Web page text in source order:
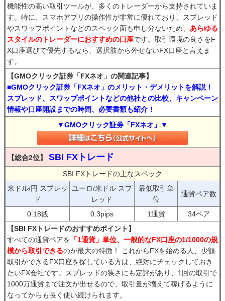
機能性の高い取引ツールが、多くのトレーダーから支持されていま
す。特に、スマホアプリの操作性が非常に優れており、スプレッド
やスワップポイントなどのスペック面も申し分ないため、 あらゆる
スタイルのトレーダーにおすすめの口座です。取引環境の良さをF
X口座選びで優先するなら、選択肢から外せないFX口座と言えま
す。
【GMOクリック証券「FXネオ」の関連記事】
■GMOクリック証券「FXネオ」のメリット・デメリットを解説！
スプレッド、スワップポイントなどの他社との比較、キャンペーン
情報や口座開設までの時間、必要書類も紹介！
▼GMOクリック証券「FXネオ」▼
【総合2位】 SBI FXトレード
SBI FXトレードの主なスペック
米ドル/円 スプレッ
ド
ユーロ/米ドル スプ
レッド
最低取引単
位
通貨ペア数
0.18銭 0.3pips 1通貨
34ペア
【SBI FXトレードのおすすめポイント】
すべての通貨ペアを 「1通貨」単位、一般的なFX口座の1/1000の規
模から取引できるのが最大の特徴！ これからFXを始める人、少額
取引ができるFX口座を探している方は、絶対にチェックしておき
たいFX会社です。スプレッドの狭さにも定評があり、1回の取引で
1000万通貨まで注文が出せるので、取引量が増えて稼げるように
なってからも長く使い続けられます。